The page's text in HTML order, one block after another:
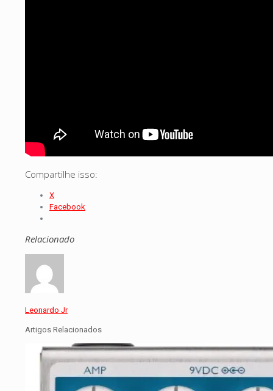
Compartilhe isso:
X
Facebook
Relacionado
Leonardo Jr
Artigos Relacionados